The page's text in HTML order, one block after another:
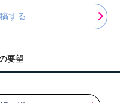
する
要望